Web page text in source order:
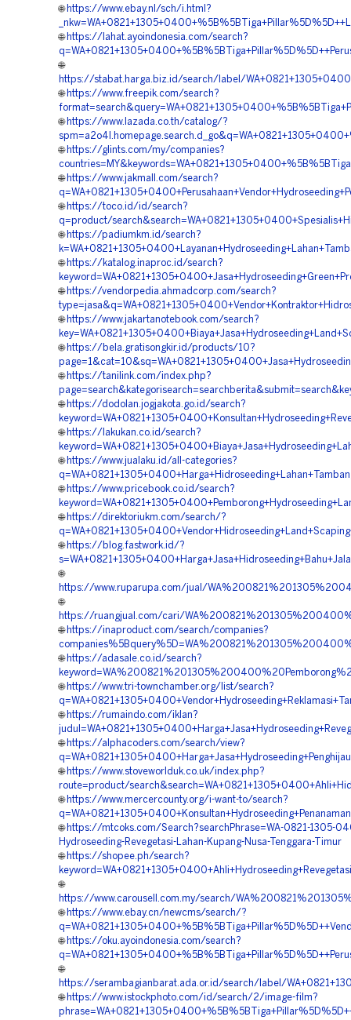
🌐 https://www.ebay.nl/sch/i.html?
🌐 https://lahat.ayoindonesia.com/search?
🌐
https://stabat.harga.biz.id/search/label/
🌐 https://www.freepik.com/search?
🌐 https://www.lazada.co.th/catalog/?
🌐 https://glints.com/my/companies?
🌐 https://www.jakmall.com/search?
🌐 https://toco.id/id/search?
q=product/
🌐 https://padiumkm.id/search?
🌐 https://katalog.inaproc.id/search?
🌐 https://vendorpedia.ahmadcorp.com/search?
🌐 https://www.jakartanotebook.com/search?
🌐 https://bela.gratisongkir.id/products/10?
🌐 https://tanilink.com/index.php?
🌐 https://dodolan.jogjakota.go.id/search?
🌐 https://lakukan.co.id/search?
🌐 https://www.jualaku.id/all-categories?
🌐 https://www.pricebook.co.id/search?
🌐 https://direktoriukm.com/search/?
🌐 https://blog.fastwork.id/?
🌐
https://www.ruparupa.com/jual/
🌐
https://ruangjual.com/cari/
🌐 https://inaproduct.com/search/companies?
🌐 https://adasale.co.id/search?
🌐 https://www.tri-townchamber.org/list/search?
🌐 https://rumaindo.com/iklan?
🌐 https://alphacoders.com/search/view?
🌐 https://www.stoveworlduk.co.uk/index.php?
route=product/
🌐 https://www.mercercounty.org/i-want-to/search?
🌐 https://mtcoks.com/Search?searchPhrase=WA-0821-1305-
Hydroseeding-Revegetasi-Lahan-Kupang-Nusa-Tenggara-Timur
🌐 https://shopee.ph/search?
🌐
https://www.carousell.com.my/search/
🌐 https://www.ebay.cn/newcms/search/?
🌐 https://oku.ayoindonesia.com/search?
🌐
https://serambagianbarat.ada.or.id/search/label/
🌐 https://www.istockphoto.com/id/search/2/image-film?